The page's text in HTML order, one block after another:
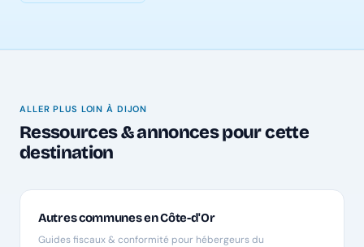
ALLER PLUS LOIN À DIJON
Ressources & annonces pour cette
destination
Autres communes en Côte-d'Or
Guides fiscaux & conformité pour hébergeurs du